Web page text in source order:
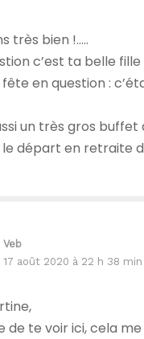
très bien !…..
c’est ta belle
en question :
un très gros buffet
départ en retraite
Veb
17 août 2020 à 22 h 38 min
de te voir ici, cela